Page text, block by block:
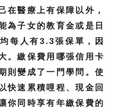
在醫療上有保障以外，
為子女的教育金或是日
每人有3.3張保單，因
。繳保費用哪張信用卡
則變成了一門學問。使
快速累積哩程、現金回
你同時享有年繳保費的